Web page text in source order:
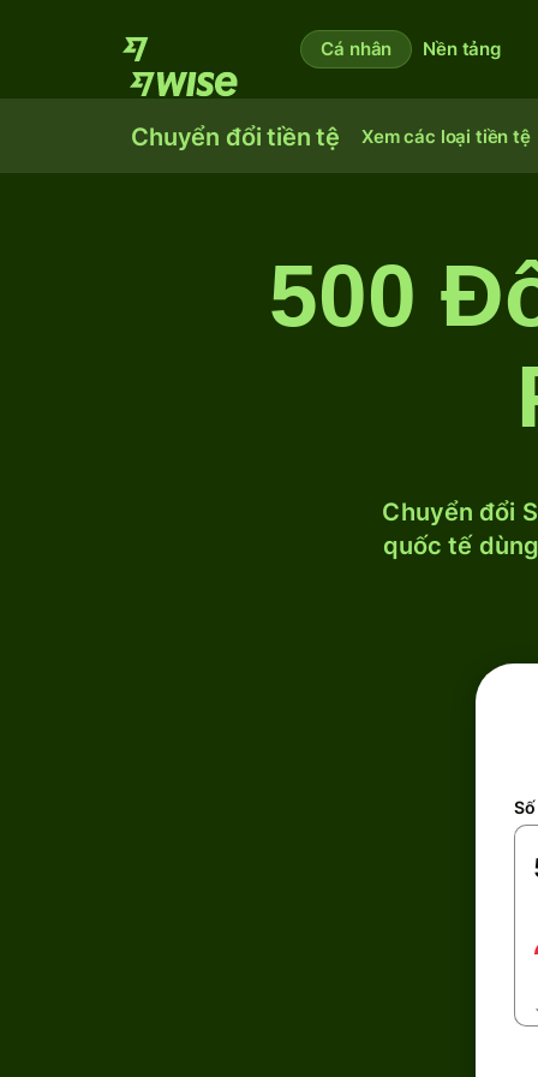
Cá nhân Nền tảng
Chuyển đổi tiền tệ Xem các loại tiền tệ
500
Chuyển đổi
quốc tế